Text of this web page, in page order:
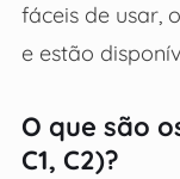
fáceis de usar,
e estão
O que são
C1, C2)?